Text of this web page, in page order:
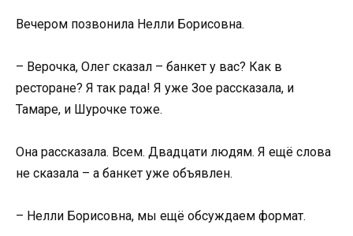
Вечером позвонила Нелли Борисовна.
– Верочка, Олег сказал – банкет у вас? Как в
ресторане? Я так рада! Я уже Зое рассказала, и
Тамаре, и Шурочке тоже.
Она рассказала. Всем. Двадцати людям. Я ещё слова
не сказала – а банкет уже объявлен.
– Нелли Борисовна, мы ещё обсуждаем формат.